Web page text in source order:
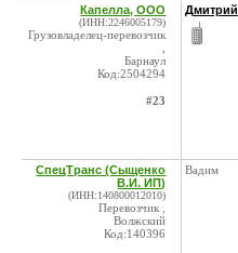
Капелла, ООО
(ИНН:2246005179)
Грузовладелец-перевозчик
Барнаул
Код:2504294
#23
Дмитрий
СпецТранс (Сыщенко
В.И. ИП)
(ИНН:140800012010)
Перевозчик ,
Волжский
Код:140396
Вадим